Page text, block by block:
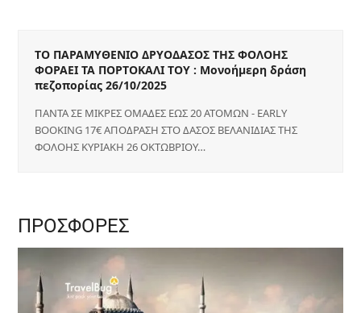
ΤΟ ΠΑΡΑΜΥΘΕΝΙΟ ΔΡΥΟΔΑΣΟΣ ΤΗΣ ΦΟΛΟΗΣ
ΦΟΡΑΕΙ ΤΑ ΠΟΡΤΟΚΑΛΙ ΤΟΥ : Μονοήμερη δράση
πεζοπορίας 26/10/2025
ΠΑΝΤΑ ΣΕ ΜΙΚΡΕΣ ΟΜΑΔΕΣ ΕΩΣ 20 ΑΤΟΜΩΝ - EARLY
BOOKING 17€ ΑΠΟΔΡΑΣΗ ΣΤΟ ΔΑΣΟΣ ΒΕΛΑΝΙΔΙΑΣ ΤΗΣ
ΦΟΛΟΗΣ ΚΥΡΙΑΚΗ 26 ΟΚΤΩΒΡΙΟΥ…
ΠΡΟΣΦΟΡΕΣ